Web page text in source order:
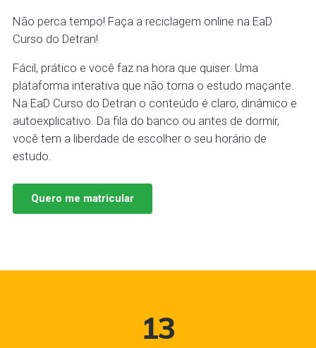
Não perca tempo! Faça a reciclagem online na EaD
Curso do Detran!
Fácil, prático e você faz na hora que quiser. Uma
plataforma interativa que não torna o estudo maçante.
Na EaD Curso do Detran o conteúdo é claro, dinâmico e
autoexplicativo. Da fila do banco ou antes de dormir,
você tem a liberdade de escolher o seu horário de
estudo.
Quero me matricular
13